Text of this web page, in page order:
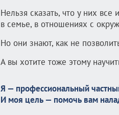
Нельзя сказать, что у них все
в семье, в отношениях с
Но они знают, как не
А вы хотите тоже этому
Я — профессиональный
И моя цель — помочь вам